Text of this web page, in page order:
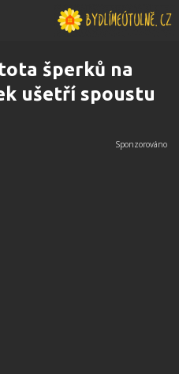
šperků na
ušetří spoustu